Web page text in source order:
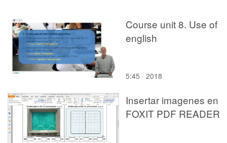
Course unit 8. Use of
english
5:45 · 2018
Insertar imagenes en
FOXIT PDF READER